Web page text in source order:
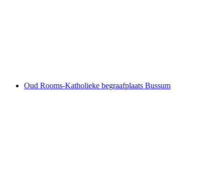
Oud Rooms-Katholieke begraafplaats Bussum